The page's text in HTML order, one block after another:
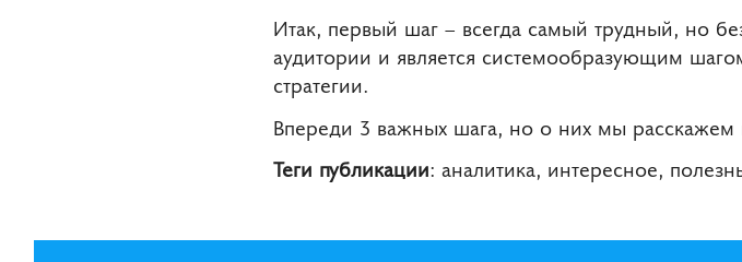
Итак, первый шаг – всегда самый трудный, но
аудитории и является системообразующим
стратегии.
Впереди 3 важных шага, но о них мы
Теги публикации: аналитика, интересное,